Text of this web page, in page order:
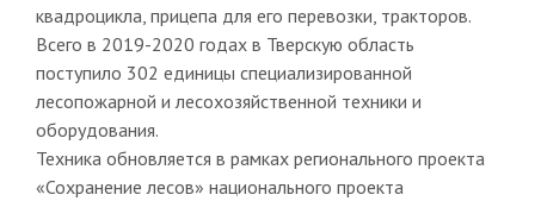
квадроцикла, прицепа для его перевозки, тракторов.
Всего в 2019-2020 годах в Тверскую область
поступило 302 единицы специализированной
лесопожарной и лесохозяйственной техники и
оборудования.
Техника обновляется в рамках регионального проекта
«Сохранение лесов» национального проекта